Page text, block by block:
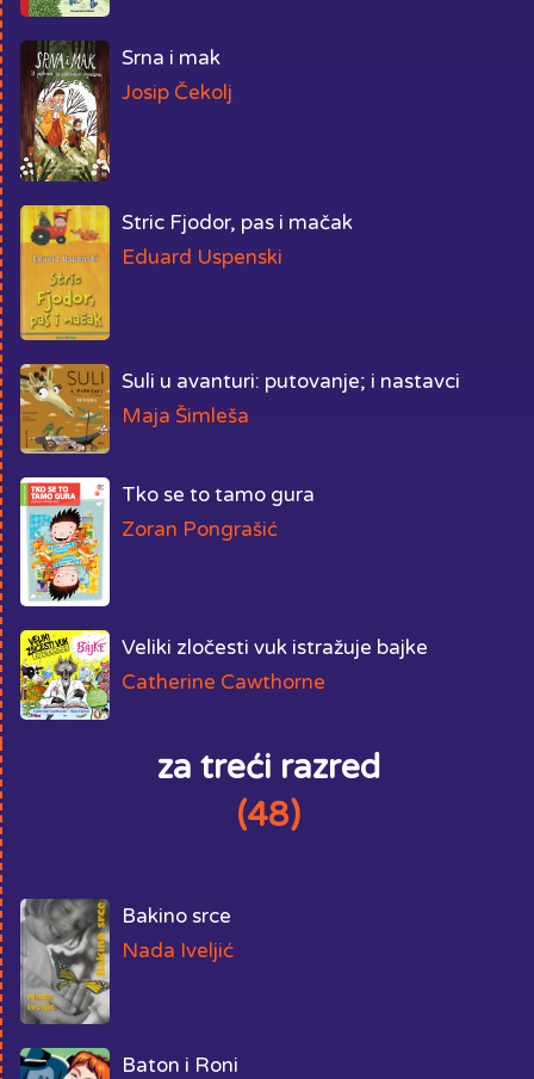
Srna i mak
Josip Čekolj
Stric Fjodor, pas i mačak
Eduard Uspenski
Suli u avanturi: putovanje; i nastavci
Maja Šimleša
Tko se to tamo gura
Zoran Pongrašić
Veliki zločesti vuk istražuje bajke
Catherine Cawthorne
za treći razred
(48)
Bakino srce
Nada Iveljić
Baton i Roni